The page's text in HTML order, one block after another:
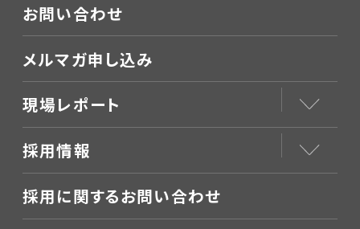
お問い合わせ
メルマガ申し込み
現場レポート
採用情報
採用に関するお問い合わせ